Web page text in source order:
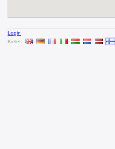
Login
Kielet: